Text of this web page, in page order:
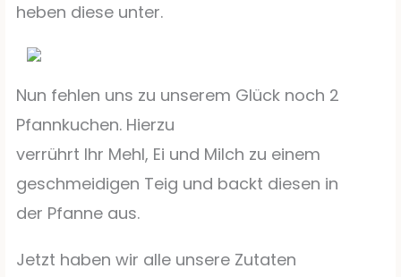
heben diese unter.
Nun fehlen uns zu unserem Glück noch 2
Pfannkuchen. Hierzu
verrührt Ihr Mehl, Ei und Milch zu einem
geschmeidigen Teig und backt diesen in
der Pfanne aus.
Jetzt haben wir alle unsere Zutaten